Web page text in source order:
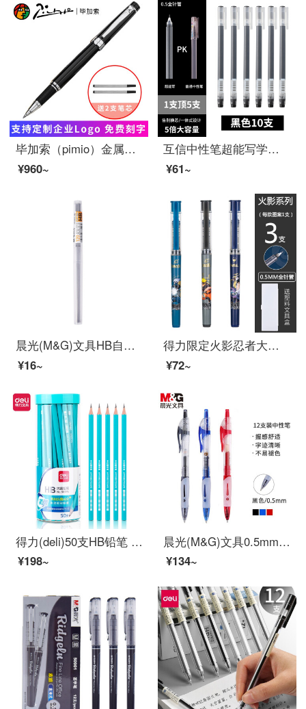
毕加索（pimio）金属签字笔917宝珠笔商务办公巨能写签名签单笔高档礼盒装成人男女士礼品水笔可定制 纯黑银夹
¥960~
互信中性笔超能写学生用大容量考试专用黑色针管一次性中性笔速干签字笔水笔0.5mm黑笔水性笔办公文具 黑色10支
¥61~
晨光(M&G)文具HB自动铅笔替芯 0.5mm树脂铅芯 学生考试绘图铅笔芯 120mm*20根/盒ASL22601
¥16~
得力限定火影忍者大容量速干直液式走珠笔全针管黑笔0.5简约ins风中性笔 火影忍者组合款【3支装】
¥72~
得力(deli)50支HB铅笔 儿童六角杆抑菌铅笔 学生书写绘图素描铅笔 58195
¥198~
晨光(M&G)文具0.5mm黑色中性笔 经典按动签字笔 子弹头碳素笔 办公商用水笔 12支/盒GP1163
¥134~